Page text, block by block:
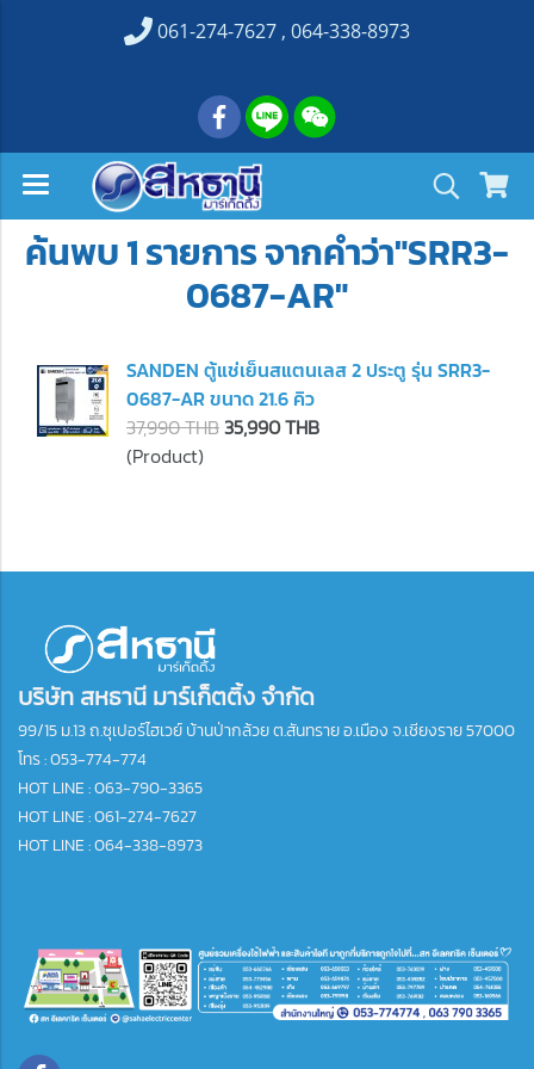
061-274-7627 , 064-338-8973
ค้นพบ 1 รายการ จากคำว่า"SRR3-
0687-AR"
SANDEN ตู้แช่เย็นสแตนเลส 2 ประตู รุ่น SRR3-
0687-AR ขนาด 21.6 คิว
37,990 THB35,990 THB
(Product)
บริษัท สหธานี มาร์เก็ตติ้ง จำกัด
99/15 ม.13 ถ.ซุเปอร์ไฮเวย์ บ้านป่ากล้วย ต.สันทราย อ.เมือง จ.เชียงราย 57000
โทร :053-774-774
HOT LINE : 063-790-3365
HOT LINE : 061-274-7627
HOT LINE : 064-338-8973